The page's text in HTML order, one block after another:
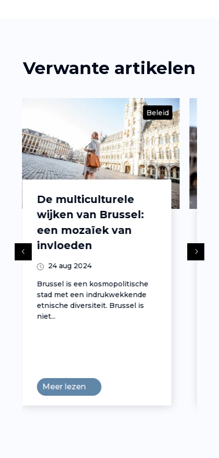
Verwante artikelen
Beleid
De beste plekken om
Belgische
specialiteiten te
proeven in Brussel
10 okt 2024
Brussel is een paradijs voor
fijnproevers. De Belgische
hoofdstad staat bekend om zijn
Meer lezen